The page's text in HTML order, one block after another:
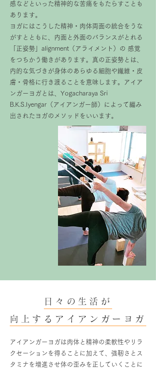
感などといった精神的な苦痛をもたらすことも
あります。
ヨガにはこうした精神・肉体両面の統合をうな
がすとともに、内面と外面のバランスがとれる
「正姿勢」alignment（アライメント）の 感覚
をつちかう働きがあります。真の正姿勢とは、
内的な気づきが身体のあらゆる細胞や繊維・皮
膚・骨格に行き渡ることを意味します。アイア
ンガーヨガとは、Yogacharaya Sri
B.K.S.Iyengar（アイアンガー師）によって編み
出されたヨガのメソッドをいいます。
日々の生活が
向上するアイアンガーヨガ
アイアンガーヨガは肉体と精神の柔軟性やリラ
クセーションを得ることに加えて、強靭さとス
タミナを増進させ体の歪みを正していくことに